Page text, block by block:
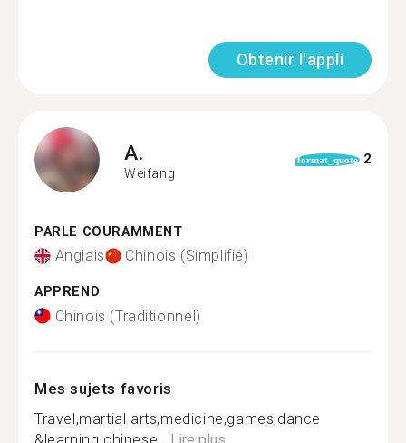
Obtenir l'appli
A.
Weifang
format_quote 2
PARLE COURAMMENT
Anglais Chinois (Simplifié)
APPREND
Chinois (Traditionnel)
Mes sujets favoris
Travel,martial arts,medicine,games,dance
&learning chinese... Lire plus